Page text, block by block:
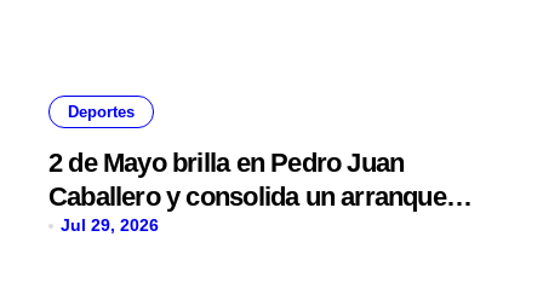
Deportes
2 de Mayo brilla en Pedro Juan
Caballero y consolida un arranque
con puntaje perfecto
Jul 29, 2026